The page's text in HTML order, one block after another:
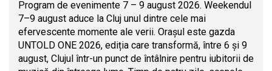
Program de evenimente 7 – 9 august 2026. Weekendul
7–9 august aduce la Cluj unul dintre cele mai
efervescente momente ale verii. Orașul este gazda
UNTOLD ONE 2026, ediția care transformă, între 6 și 9
august, Clujul într-un punct de întâlnire pentru iubitorii de